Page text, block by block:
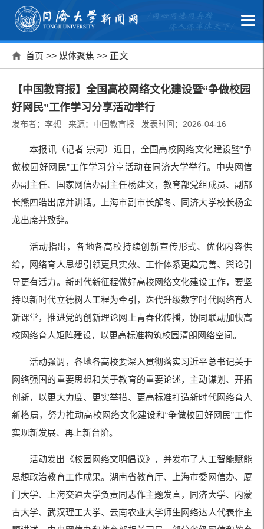
首页 >> 媒体聚焦 >> 正文
【中国教育报】全国高校网络文化建设暨“争做校园
好网民”工作学习分享活动举行
发布者：李想 来源：中国教育报 发表时间：2026-04-16
本报讯（记者 宗河）近日，全国高校网络文化建设暨“争
做校园好网民”工作学习分享活动在同济大学举行。中央网信
办副主任、国家网信办副主任杨建文，教育部党组成员、副部
长熊四皓出席并讲话。上海市副市长解冬、同济大学校长杨金
龙出席并致辞。
活动指出，各地各高校持续创新宣传形式、优化内容供
给，网络育人思想引领更具实效、工作体系更趋完善、舆论引
导更有活力。新时代新征程做好高校网络文化建设工作，要坚
持以新时代立德树人工程为牵引，迭代升级数字时代网络育人
新课堂，推进党的创新理论网上青春化传播，协同联动加快高
校网络育人矩阵建设，以更高标准构筑校园清朗网络空间。
活动强调，各地各高校要深入贯彻落实习近平总书记关于
网络强国的重要思想和关于教育的重要论述，主动谋划、开拓
创新，以更大力度、更实举措、更高标准打造新时代网络育人
新格局，努力推动高校网络文化建设和“争做校园好网民”工作
实现新发展、再上新台阶。
活动发出《校园网络文明倡议》，并发布了人工智能赋能
思想政治教育工作成果。湖南省教育厅、上海市委网信办、厦
门大学、上海交通大学负责同志作主题发言，同济大学、内蒙
古大学、武汉理工大学、云南农业大学师生网络达人代表作主